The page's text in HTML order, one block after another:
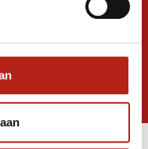
en
Inschrijven voor